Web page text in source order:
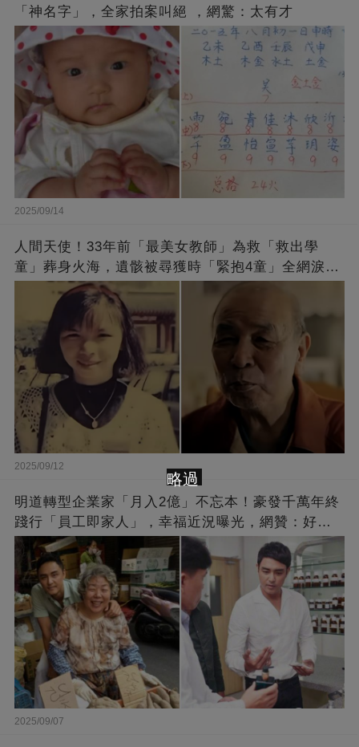
「神名字」，全家拍案叫絕 ，網驚：太有才
2025/09/14
人間天使！33年前「最美女教師」為救「救出學
童」葬身火海，遺骸被尋獲時「緊抱4童」全網淚
崩：真正的英雄不該被遺忘
2025/09/12
明道轉型企業家「月入2億」不忘本！豪發千萬年終
踐行「員工即家人」，幸福近況曝光，網贊：好老
闆的福報
2025/09/07
略過